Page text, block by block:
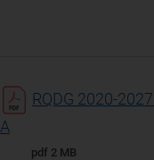
RQDG 2020-
A
pdf 2 MB